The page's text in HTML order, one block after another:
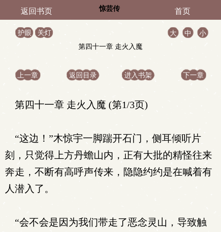
返回书页 惊芸传 首页
护眼 关灯 大 中
小
第四十一章 走火入魔
上一章 返回目录 进入书架 下一章
第四十一章 走火入魔 (第1/3页)
“这边！”木惊宇一脚踹开石门，侧耳倾听片
刻，只觉得上方丹蟾山内，正有大批的精怪往来
奔走，不断有高呼声传来，隐隐约约是在喊着有
人潜入了。
“会不会是因为我们带走了恶念灵山，导致触